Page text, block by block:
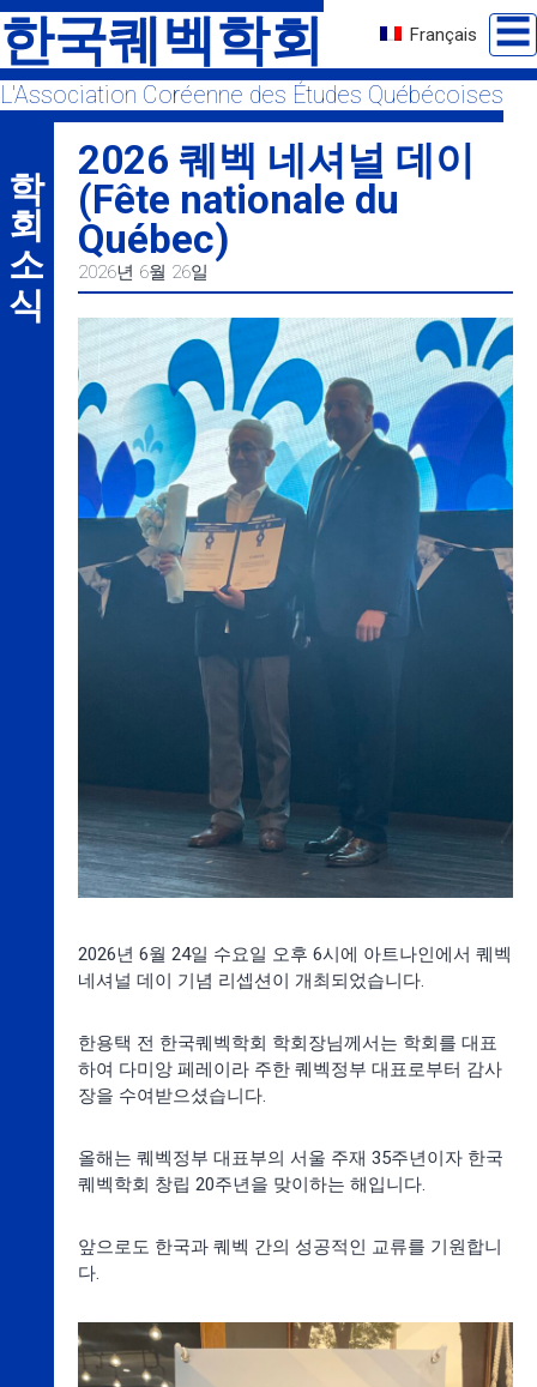
Skip
to
content
한국퀘벡학회 Français ☰
L'Association Coréenne des Études Québécoises
학회 소식
2026 퀘벡 네셔널 데이
(Fête nationale du
Québec)
2026년 6월 26일
2026년 6월 24일 수요일 오후 6시에 아트나인에서 퀘벡
네셔널 데이 기념 리셉션이 개최되었습니다.
한용택 전 한국퀘벡학회 학회장님께서는 학회를 대표
하여 다미앙 페레이라 주한 퀘벡정부 대표로부터 감사
장을 수여받으셨습니다.
올해는 퀘벡정부 대표부의 서울 주재 35주년이자 한국
퀘벡학회 창립 20주년을 맞이하는 해입니다.
앞으로도 한국과 퀘벡 간의 성공적인 교류를 기원합니
다.